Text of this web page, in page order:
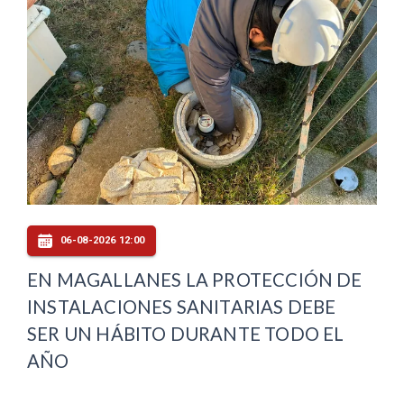
06-08-2026 12:00
EN MAGALLANES LA PROTECCIÓN DE
INSTALACIONES SANITARIAS DEBE
SER UN HÁBITO DURANTE TODO EL
AÑO